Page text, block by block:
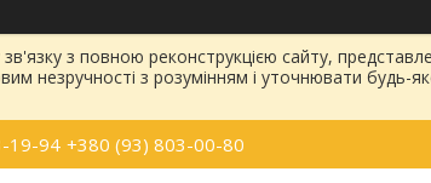
зв'язку з повною реконструкцією сайту,
незручності з розумінням і уточнювати
19-94 +380 (93) 803-00-80